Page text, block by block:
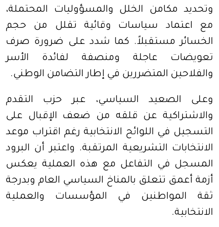
وتحديد مكامن الخلل والمسؤوليات المحتملة،
مع اعتماد سياسات وقائية تقلل من حجم
الخسائر مستقبلاً. كما شدد على ضرورة صرف
تعويضات عاجلة ومنصفة لفائدة الأسر
والفلاحين المتضررين في إطار التضامن الوطني.
وعلى الصعيد السياسي، عبر حزب التقدم
والاشتراكية عن قلقه من ضعف الإقبال على
التسجيل في اللوائح الانتخابية رغم اقتراب موعد
الانتخابات التشريعية المرتقبة. واعتبر أن البرود
المسجل في التفاعل مع هذه العملية يعكس
أزمة أعمق تتعلق بالمناخ السياسي العام وبدرجة
ثقة المواطنين في المؤسسات والعملية
الانتخابية.